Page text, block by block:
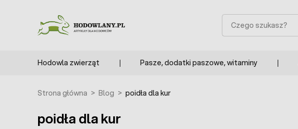
Szukaj
Hodowla zwierząt Pasze, dodatki paszowe, witaminy
Strona główna > Blog > poidła dla kur
poidła dla kur